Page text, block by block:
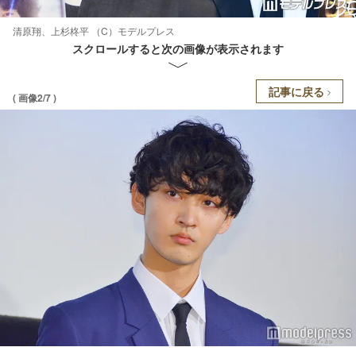
清原翔、上杉柊平 （C）モデルプレス
スクロールすると次の画像が表示されます
( 画像2/7 ) 記事に戻る